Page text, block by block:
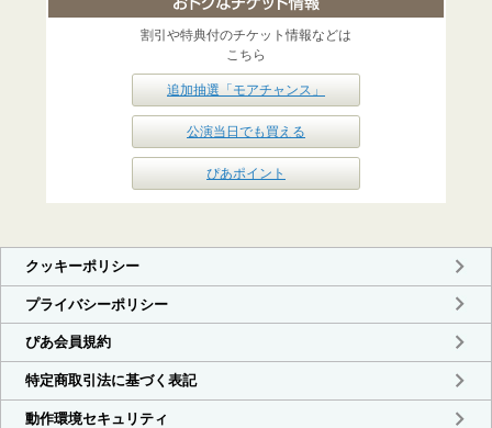
割引や特典付のチケット情報などは
こちら
追加抽選「モアチャンス」
公演当日でも買える
ぴあポイント